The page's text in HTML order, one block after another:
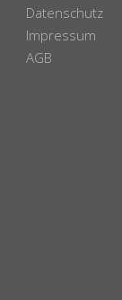
Datenschutz
Impressum
AGB